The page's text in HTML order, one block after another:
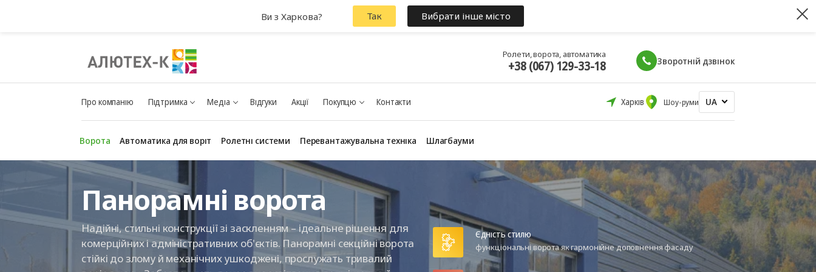
Ролети, ворота, автоматика
+38 (067) 129-33-18 Зворотній дзвінок
Про компанію Підтримка Медіа Відгуки Акції Покупцю Контакти Харків Шоу-руми UA
Ворота Автоматика для воріт Ролетні системи Перевантажувальна техніка Шлагбауми
Панорамні ворота
Надійні, стильні конструкції зі заскленням – ідеальне рішення для
комерційних і адміністративних об'єктів. Панорамні секційні ворота
стійкі до злому й механічних ушкоджені, прослужать тривалий
Єдність стилю
функціональні ворота як гармонійне доповнення фасаду
Ви з Харкова? Так Вибрати інше місто